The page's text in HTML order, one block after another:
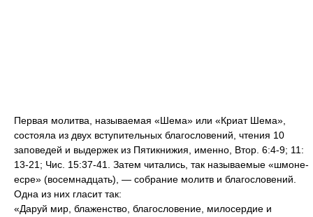
Первая молитва, называемая «Шема» или «Криат Шема»,
состояла из двух вступительных благословений, чтения 10
заповедей и выдержек из Пятикнижия, именно, Втор. 6:4-9; 11:
13-21; Чис. 15:37-41. Затем читались, так называемые «шмоне-
есре» (восемнадцать), — собрание молитв и благословений.
Одна из них гласит так:
«Даруй мир, блаженство, благословение, милосердие и